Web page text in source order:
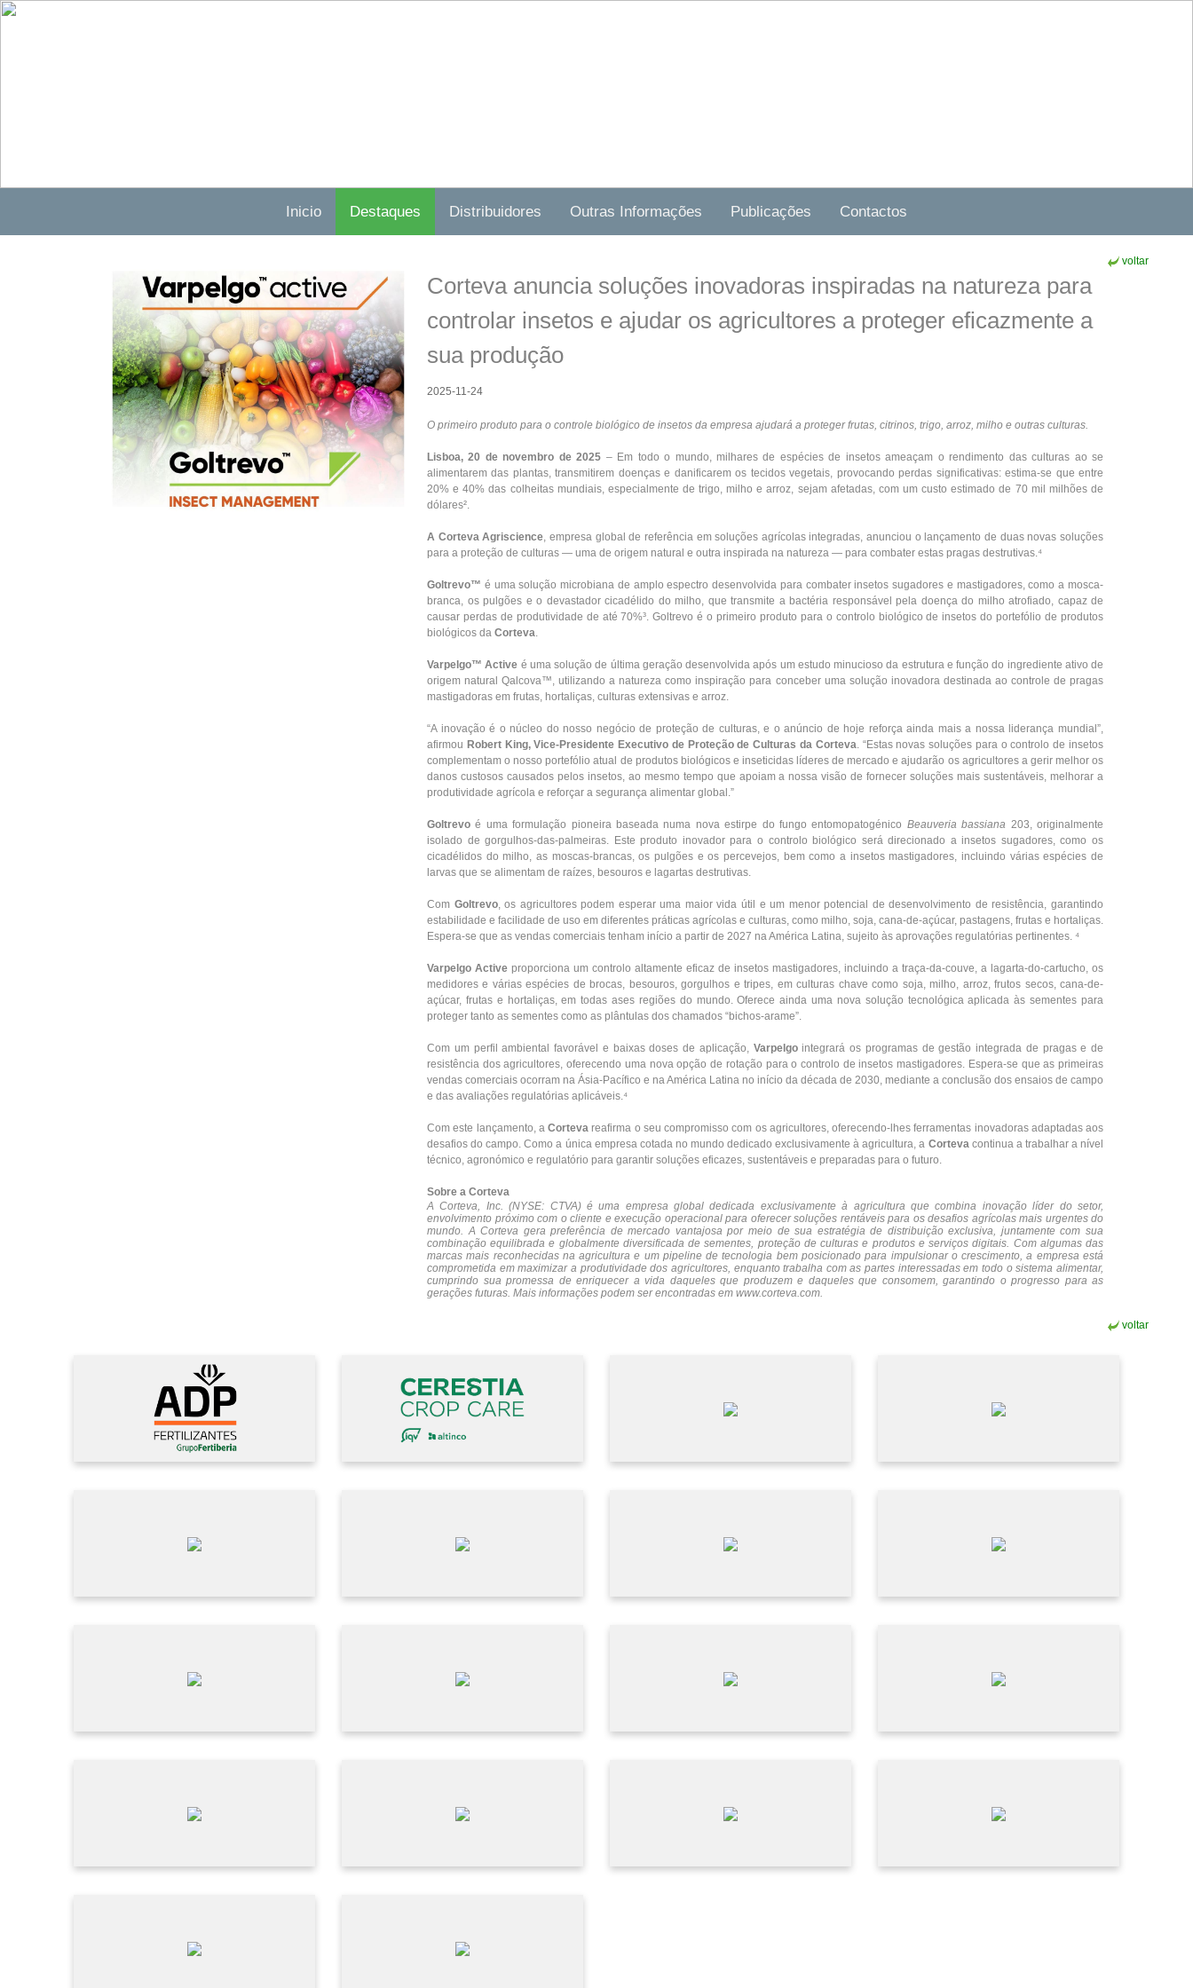
Inicio Destaques Distribuidores Outras Informações Publicações Contactos
voltar
Corteva anuncia soluções inovadoras inspiradas na natureza para
controlar insetos e ajudar os agricultores a proteger eficazmente a
sua produção
2025-11-24
O primeiro produto para o controle biológico de insetos da empresa ajudará a proteger frutas, citrinos, trigo, arroz, milho e outras culturas.
Lisboa, 20 de novembro de 2025 – Em todo o mundo, milhares de espécies de insetos ameaçam o rendimento das culturas ao se
alimentarem das plantas, transmitirem doenças e danificarem os tecidos vegetais, provocando perdas significativas: estima-se que entre
20% e 40% das colheitas mundiais, especialmente de trigo, milho e arroz, sejam afetadas, com um custo estimado de 70 mil milhões de
dólares².
A Corteva Agriscience, empresa global de referência em soluções agrícolas integradas, anunciou o lançamento de duas novas soluções
para a proteção de culturas — uma de origem natural e outra inspirada na natureza — para combater estas pragas destrutivas.⁴
Goltrevo™ é uma solução microbiana de amplo espectro desenvolvida para combater insetos sugadores e mastigadores, como a mosca-
branca, os pulgões e o devastador cicadélido do milho, que transmite a bactéria responsável pela doença do milho atrofiado, capaz de
causar perdas de produtividade de até 70%³. Goltrevo é o primeiro produto para o controlo biológico de insetos do portefólio de produtos
biológicos da Corteva.
Varpelgo™ Active é uma solução de última geração desenvolvida após um estudo minucioso da estrutura e função do ingrediente ativo de
origem natural Qalcova™, utilizando a natureza como inspiração para conceber uma solução inovadora destinada ao controle de pragas
mastigadoras em frutas, hortaliças, culturas extensivas e arroz.
“A inovação é o núcleo do nosso negócio de proteção de culturas, e o anúncio de hoje reforça ainda mais a nossa liderança mundial”,
afirmou Robert King, Vice-Presidente Executivo de Proteção de Culturas da Corteva. “Estas novas soluções para o controlo de insetos
complementam o nosso portefólio atual de produtos biológicos e inseticidas líderes de mercado e ajudarão os agricultores a gerir melhor os
danos custosos causados pelos insetos, ao mesmo tempo que apoiam a nossa visão de fornecer soluções mais sustentáveis, melhorar a
produtividade agrícola e reforçar a segurança alimentar global.”
Goltrevo é uma formulação pioneira baseada numa nova estirpe do fungo entomopatogénico Beauveria bassiana 203, originalmente
isolado de gorgulhos-das-palmeiras. Este produto inovador para o controlo biológico será direcionado a insetos sugadores, como os
cicadélidos do milho, as moscas-brancas, os pulgões e os percevejos, bem como a insetos mastigadores, incluindo várias espécies de
larvas que se alimentam de raízes, besouros e lagartas destrutivas.
Com Goltrevo, os agricultores podem esperar uma maior vida útil e um menor potencial de desenvolvimento de resistência, garantindo
estabilidade e facilidade de uso em diferentes práticas agrícolas e culturas, como milho, soja, cana-de-açúcar, pastagens, frutas e hortaliças.
Espera-se que as vendas comerciais tenham início a partir de 2027 na América Latina, sujeito às aprovações regulatórias pertinentes. ⁴
Varpelgo Active proporciona um controlo altamente eficaz de insetos mastigadores, incluindo a traça-da-couve, a lagarta-do-cartucho, os
medidores e várias espécies de brocas, besouros, gorgulhos e tripes, em culturas chave como soja, milho, arroz, frutos secos, cana-de-
açúcar, frutas e hortaliças, em todas ases regiões do mundo. Oferece ainda uma nova solução tecnológica aplicada às sementes para
proteger tanto as sementes como as plântulas dos chamados “bichos-arame”.
Com um perfil ambiental favorável e baixas doses de aplicação, Varpelgointegrará os programas de gestão integrada de pragas e de
resistência dos agricultores, oferecendo uma nova opção de rotação para o controlo de insetos mastigadores. Espera-se que as primeiras
vendas comerciais ocorram na Ásia-Pacífico e na América Latina no início da década de 2030, mediante a conclusão dos ensaios de campo
e das avaliações regulatórias aplicáveis.⁴
Com este lançamento, a Corteva reafirma o seu compromisso com os agricultores, oferecendo-lhes ferramentas inovadoras adaptadas aos
desafios do campo. Como a única empresa cotada no mundo dedicado exclusivamente à agricultura, a Cortevacontinua a trabalhar a nível
técnico, agronómico e regulatório para garantir soluções eficazes, sustentáveis e preparadas para o futuro.
Sobre a Corteva
A Corteva, Inc. (NYSE: CTVA) é uma empresa global dedicada exclusivamente à agricultura que combina inovação líder do setor,
envolvimento próximo com o cliente e execução operacional para oferecer soluções rentáveis para os desafios agrícolas mais urgentes do
mundo. A Corteva gera preferência de mercado vantajosa por meio de sua estratégia de distribuição exclusiva, juntamente com sua
combinação equilibrada e globalmente diversificada de sementes, proteção de culturas e produtos e serviços digitais. Com algumas das
marcas mais reconhecidas na agricultura e um pipeline de tecnologia bem posicionado para impulsionar o crescimento, a empresa está
comprometida em maximizar a produtividade dos agricultores, enquanto trabalha com as partes interessadas em todo o sistema alimentar,
cumprindo sua promessa de enriquecer a vida daqueles que produzem e daqueles que consomem, garantindo o progresso para as
gerações futuras. Mais informações podem ser encontradas em www.corteva.com.
voltar